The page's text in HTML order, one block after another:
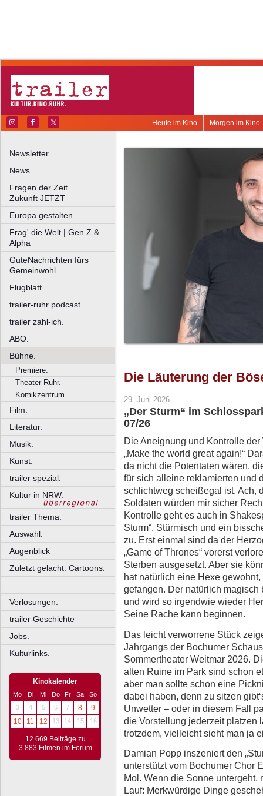
Morgen im Kino
Heute im Kino
Newsletter.
News.
Fragen der Zeit
Zukunft JETZT
Europa gestalten
Frag' die Welt | Gen Z &
Alpha
GuteNachrichten fürs
Gemeinwohl
Flugblatt.
trailer-ruhr podcast.
trailer zahl-ich.
ABO.
Bühne.
Premiere.
Theater Ruhr.
Komikzentrum.
Film.
Literatur.
Musik.
Kunst.
trailer spezial.
Kultur in NRW.
trailer Thema.
Auswahl.
Augenblick
Zuletzt gelacht: Cartoons.
––––––––––––––––––––
Verlosungen.
trailer Geschichte
Jobs.
Kulturlinks.
Kinokalender
Mo Di Mi Do Fr Sa
So
3
4 5 6 7 8
9
10
11 12 13 14 15 16
12.669 Beiträge zu
3.883 Filmen im Forum
Die Läuterung der
29. Juni 2026
„Der Sturm“ im
07/26
Die Aneignung und Kontrolle
„Make the world great again!“
da nicht die Potentaten wären,
für sich alleine reklamierten und
schlichtweg scheißegal ist. Ach,
Soldaten würden mir sicher
Kontrolle geht es auch in
Sturm“. Stürmisch und ein
zu. Erst einmal sind da der
„Game of Thrones“ vorerst
Sterben ausgesetzt. Aber sie
hat natürlich eine Hexe
gefangen. Der natürlich
und wird so irgendwie wieder
Seine Rache kann beginnen.
Das leicht verworrene Stück
Jahrgangs der Bochumer
Sommertheater Weitmar 2026.
alten Ruine im Park sind schon
aber man sollte schon eine
dabei haben, denn zu sitzen
Unwetter – oder in diesem Fall
die Vorstellung jederzeit platzen
trotzdem, vielleicht sieht man ja
Damian Popp inszeniert den
unterstützt vom Bochumer Chor
Mol. Wenn die Sonne
Lauf: Merkwürdige Dinge